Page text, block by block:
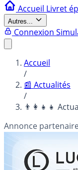
Accueil Livret
Autres...
Connexion
Accueil
/
📰 Actualités
/
👨‍👩‍👧‍👧
Annonce